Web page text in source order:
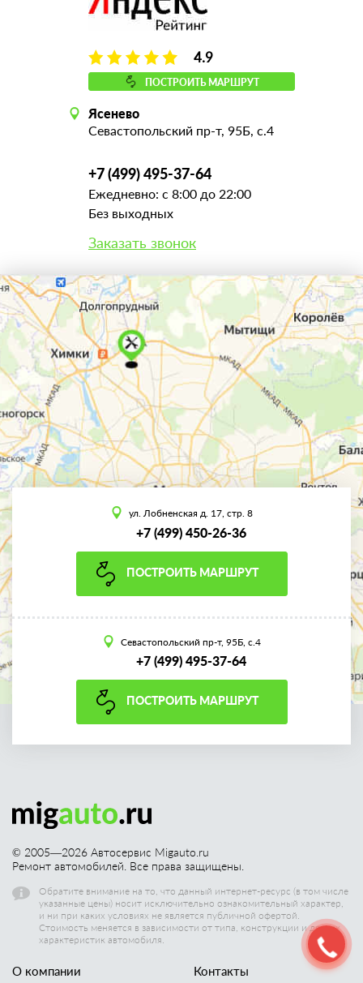
4.9
ПОСТРОИТЬ МАРШРУТ
Ясенево
Севастопольский пр-т, 95Б, с.4
+7 (499) 495-37-64
Ежедневно: с 8:00 до 22:00
Без выходных
Заказать звонок
ул. Лобненская д. 17, стр. 8
+7 (499) 450-26-36
ПОСТРОИТЬ МАРШРУТ
Севастопольский пр-т, 95Б, с.4
+7 (499) 495-37-64
ПОСТРОИТЬ МАРШРУТ
© 2005—2026 Автосервис Migauto.ru
Ремонт автомобилей. Все права защищены.
Обратите внимание на то, что данный интернет-ресурс (в том числе
указанные цены) носит исключительно ознакомительный характер,
и ни при каких условиях не является публичной офертой.
Стоимость меняется в зависимости от типа, конструкции и других
характеристик автомобиля.
О компании Контакты